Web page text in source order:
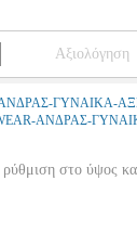
Αξιολόγηση
ΑΝΔΡΑΣ-ΓΥΝΑΙΚΑ-
ΑΝΔΡΑΣ-
στο ύψος